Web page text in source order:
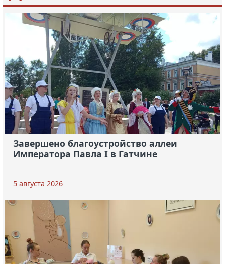
Завершено благоустройство аллеи
Императора Павла I в Гатчине
5 августа 2026